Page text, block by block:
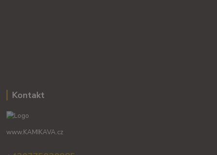
Kontakt
www.KAMIKAVA.cz